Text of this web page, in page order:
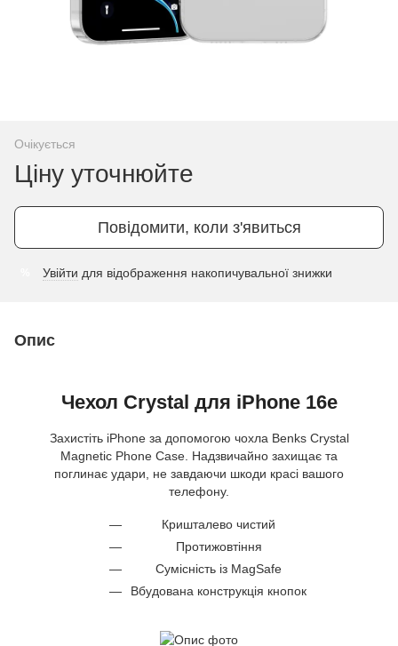
Очікується
Ціну уточнюйте
Повідомити, коли з'явиться
Увійти для відображення накопичувальної знижки
Опис
Чехол Crystal для iPhone 16e
Захистіть iPhone за допомогою чохла Benks Crystal
Magnetic Phone Case. Надзвичайно захищає та
поглинає удари, не завдаючи шкоди красі вашого
телефону.
Кришталево чистий
Протижовтіння
Сумісність із MagSafe
Вбудована конструкція кнопок